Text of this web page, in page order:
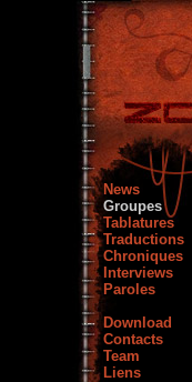
News
Groupes
Tablatures
Traductions
Chroniques
Interviews
Paroles
Download
Contacts
Team
Liens